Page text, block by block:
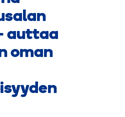
auttaa
oman